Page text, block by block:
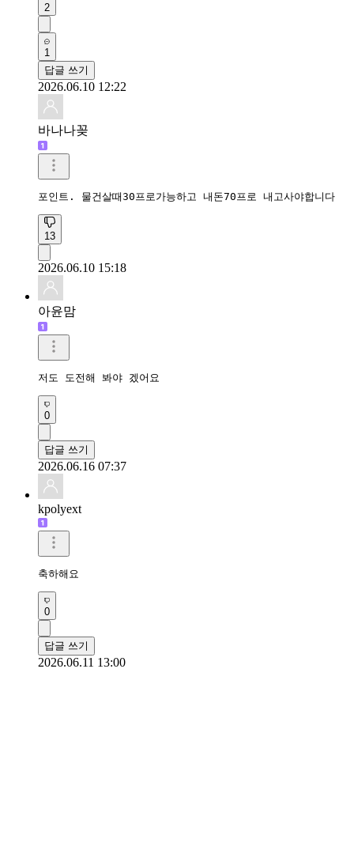
2
1
답글 쓰기
2026.06.10 12:22
바나나꽂
포인트. 물건살때30프로가능하고 내돈70프로 내고사야합니다
13
2026.06.10 15:18
아윤맘
저도 도전해 봐야 겠어요
0
답글 쓰기
2026.06.16 07:37
kpolyext
축하해요
0
답글 쓰기
2026.06.11 13:00